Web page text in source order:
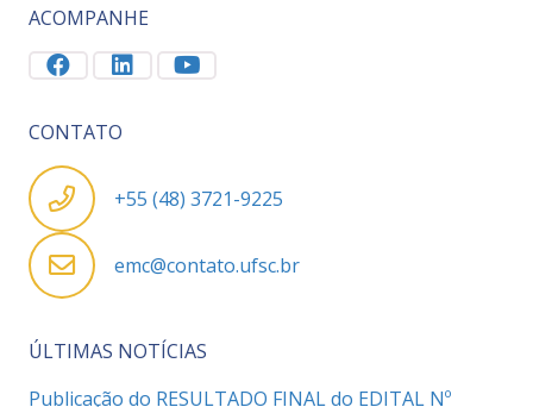
ACOMPANHE
CONTATO
+55 (48) 3721-9225
emc@contato.ufsc.br
ÚLTIMAS NOTÍCIAS
Publicação do RESULTADO FINAL do EDITAL Nº